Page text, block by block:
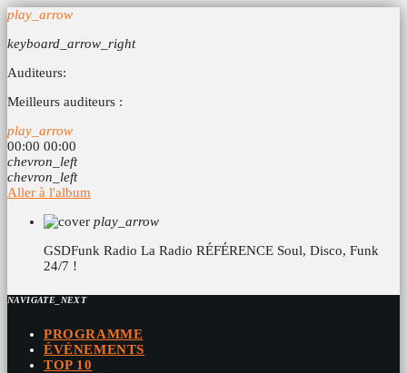
play_arrow
keyboard_arrow_right
Auditeurs:
Meilleurs auditeurs :
play_arrow
00:00 00:00
chevron_left
chevron_left
Aller à l'album
play_arrow
GSDFunk Radio La Radio RÉFÉRENCE Soul, Disco, Funk
24/7 !
NAVIGATE_NEXT
PROGRAMME
ÉVÉNEMENTS
TOP 10